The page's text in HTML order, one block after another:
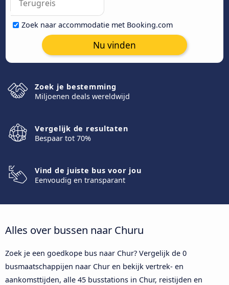
Zoek naar accommodatie met Booking.com
Nu vinden
Zoek je bestemming
Miljoenen deals wereldwijd
Vergelijk de resultaten
Bespaar tot 70%
Vind de juiste bus voor jou
Eenvoudig en transparant
Alles over bussen naar Churu
Zoek je een goedkope bus naar Chur? Vergelijk de 0
busmaatschappijen naar Chur en bekijk vertrek- en
aankomsttijden, alle 45 busstations in Chur, reistijden en